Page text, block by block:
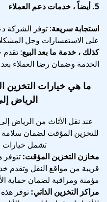
5. أيضاً ، خدمات دعم العملاء
استجابة سريعة: توفر الشركة
على الاستفسارات وحل
كذلك ، خدمة ما بعد البيع: تقدم
الخدمة وضمان رضا العملاء
ما هي خيارات التخزين
الرياض
عند نقل الأثاث من الرياض
للتخزين المؤقت لضمان سلامة
تشمل خيارات
مخازن التخزين المؤقت:
قريبة من مواقع النقل وتقدم
مؤمنة ومراقبة لضمان حماية
مراكز التخزين الذاتي: توفر